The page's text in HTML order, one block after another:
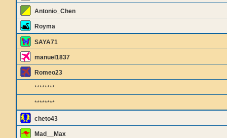
Antonio_Chen
Royma
SAYA71
manuel1837
Romeo23
********
********
cheto43
Mad__Max